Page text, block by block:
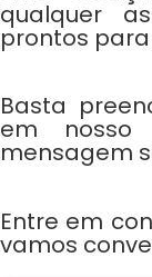
qualquer
prontos para
Basta
em
mensagem
Entre em
vamos